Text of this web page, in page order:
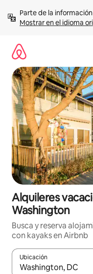
contenidoMostrar en el idioma
Alquileres
Washington
Busca y reserva
con kayaks en Airbnb
Ubicación
Cuando los resultados